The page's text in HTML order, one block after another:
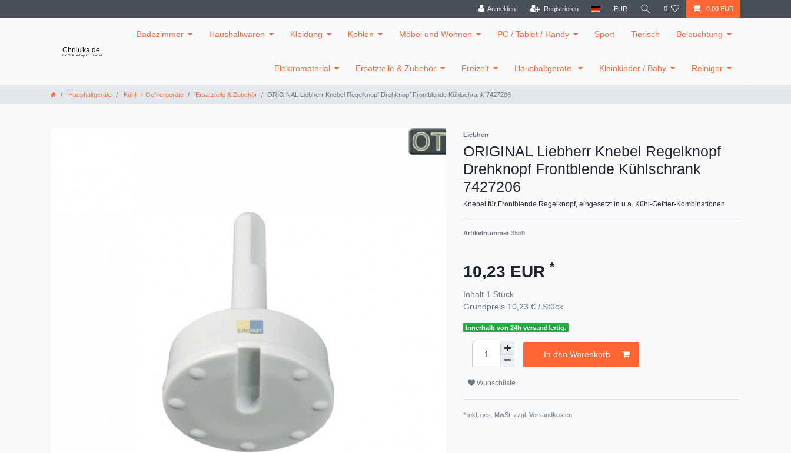
Anmelden Registrieren EUR 0 0,00 EUR
Badezimmer Haushaltwaren Kleidung Kohlen Möbel und Wohnen PC / Tablet / Handy Sport Tierisch Beleuchtung
Elektromaterial Ersatzteile & Zubehör Freizeit Haushaltgeräte Kleinkinder / Baby Reiniger
Haushaltgeräte Kühl- + Gefriergeräte Ersatzteile & Zubehör ORIGINAL Liebherr Knebel Regelknopf Drehknopf Frontblende Kühlschrank 7427206
Liebherr
ORIGINAL Liebherr Knebel Regelknopf
Drehknopf Frontblende Kühlschrank
7427206
Knebel für Frontblende Regelknopf, eingesetzt in u.a. Kühl-Gefrier-Kombinationen
Artikelnummer 3559
10,23 EUR *
Inhalt 1 Stück
Grundpreis 10,23 € / Stück
Innerhalb von 24h versandfertig.
In den Warenkorb
Wunschliste
* inkl. ges. MwSt. zzgl. Versandkosten